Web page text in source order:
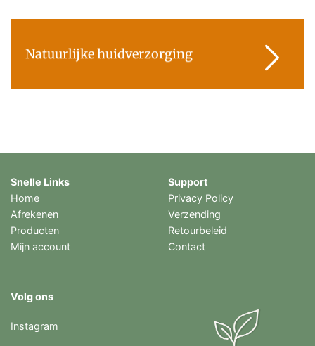
Natuurlijke huidverzorging
Snelle Links
Home
Afrekenen
Producten
Mijn account
Support
Privacy Policy
Verzending
Retourbeleid
Contact
Volg ons
Instagram